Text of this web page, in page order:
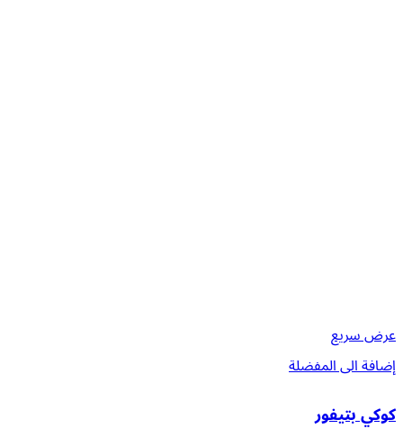
عرض سريع
إضافة الى المفضلة
كوكي بتيفور